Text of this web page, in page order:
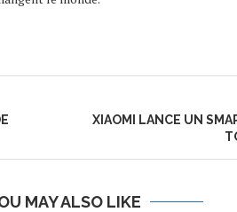
XIAOMI LANCE UN
MAY ALSO LIKE